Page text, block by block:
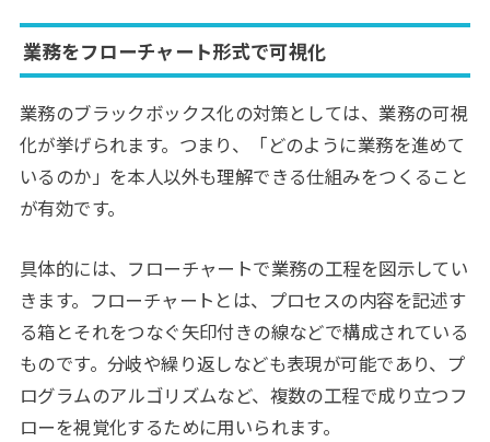
業務をフローチャート形式で可視化
業務のブラックボックス化の対策としては、業務の可視
化が挙げられます。つまり、「どのように業務を進めて
いるのか」を本人以外も理解できる仕組みをつくること
が有効です。
具体的には、フローチャートで業務の工程を図示してい
きます。フローチャートとは、プロセスの内容を記述す
る箱とそれをつなぐ矢印付きの線などで構成されている
ものです。分岐や繰り返しなども表現が可能であり、プ
ログラムのアルゴリズムなど、複数の工程で成り立つフ
ローを視覚化するために用いられます。